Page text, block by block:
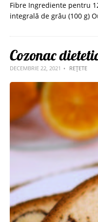
Fibre Ingrediente pentru
integrală de grâu (100 g)
Cozonac
DECEMBRIE 22, 2021 REȚETE